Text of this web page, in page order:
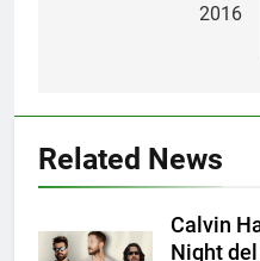
2016
Related News
Calvin
Night